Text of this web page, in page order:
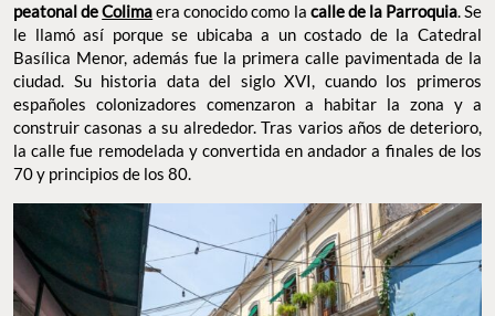
peatonal deColimaera conocido como la calle de la Parroquia. Se
le llamó así porque se ubicaba a un costado de la Catedral
Basílica Menor, además fue la primera calle pavimentada de la
ciudad. Su historia data del siglo XVI, cuando los primeros
españoles colonizadores comenzaron a habitar la zona y a
construir casonas a su alrededor. Tras varios años de deterioro,
la calle fue remodelada y convertida en andador a finales de los
70 y principios de los 80.